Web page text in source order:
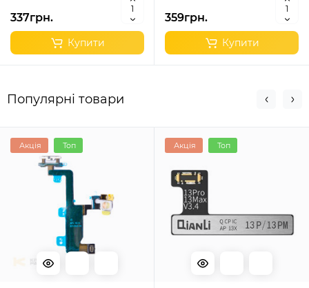
337грн.
Купити
359грн.
Купити
Популярні товари
Акція Топ Акція Топ